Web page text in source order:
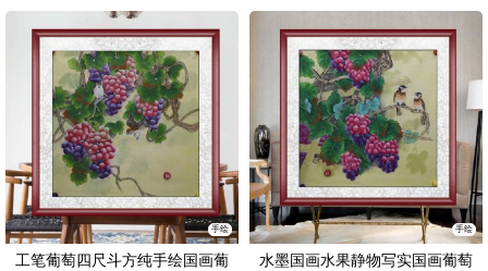
手绘
工笔葡萄四尺斗方纯手绘国画葡
手绘
水墨国画水果静物写实国画葡萄